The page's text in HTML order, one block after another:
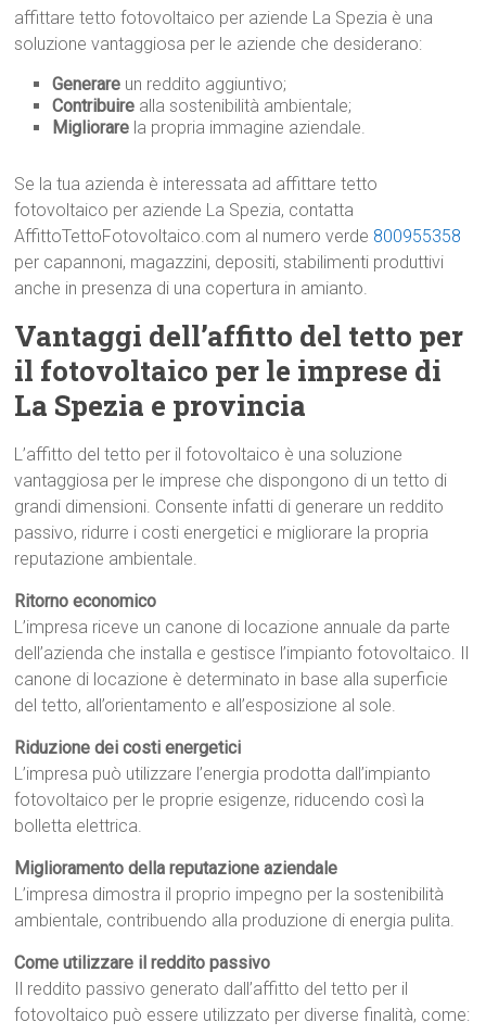
affittare tetto fotovoltaico per aziende La Spezia è una
soluzione vantaggiosa per le aziende che desiderano:
Generare un reddito aggiuntivo;
Contribuire alla sostenibilità ambientale;
Migliorare la propria immagine aziendale.
Se la tua azienda è interessata ad affittare tetto
fotovoltaico per aziende La Spezia, contatta
AffittoTettoFotovoltaico.com al numero verde 800955358
per capannoni, magazzini, depositi, stabilimenti produttivi
anche in presenza di una copertura in amianto.
Vantaggi dell’affitto del tetto per
il fotovoltaico per le imprese di
La Spezia e provincia
L’affitto del tetto per il fotovoltaico è una soluzione
vantaggiosa per le imprese che dispongono di un tetto di
grandi dimensioni. Consente infatti di generare un reddito
passivo, ridurre i costi energetici e migliorare la propria
reputazione ambientale.
Ritorno economico
L’impresa riceve un canone di locazione annuale da parte
dell’azienda che installa e gestisce l’impianto fotovoltaico. Il
canone di locazione è determinato in base alla superficie
del tetto, all’orientamento e all’esposizione al sole.
Riduzione dei costi energetici
L’impresa può utilizzare l’energia prodotta dall’impianto
fotovoltaico per le proprie esigenze, riducendo così la
bolletta elettrica.
Miglioramento della reputazione aziendale
L’impresa dimostra il proprio impegno per la sostenibilità
ambientale, contribuendo alla produzione di energia pulita.
Come utilizzare il reddito passivo
Il reddito passivo generato dall’affitto del tetto per il
fotovoltaico può essere utilizzato per diverse finalità, come: